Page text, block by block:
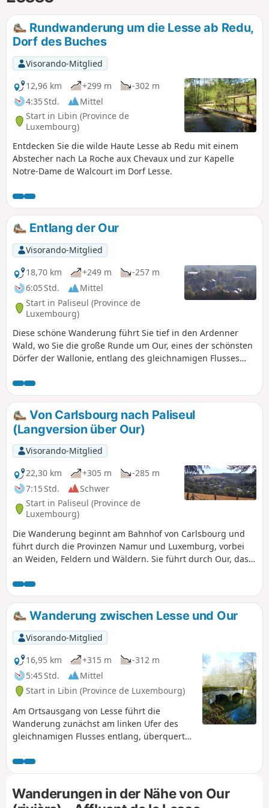
Rundwanderung um die Lesse ab Redu,
Dorf des Buches
Visorando-Mitglied
12,96 km
+299 m
-302 m
4:35 Std.
Mittel
Start in Libin (Province de
Luxembourg)
Entdecken Sie die wilde Haute Lesse ab Redu mit einem
Abstecher nach La Roche aux Chevaux und zur Kapelle
Notre-Dame de Walcourt im Dorf Lesse.
Entlang der Our
Visorando-Mitglied
18,70 km
+249 m
-257 m
6:05 Std.
Mittel
Start in Paliseul (Province de
Luxembourg)
Diese schöne Wanderung führt Sie tief in den Ardenner
Wald, wo Sie die große Runde um Our, eines der schönsten
Dörfer der Wallonie, entlang des gleichnamigen Flusses
Unterholz aus Felsmassiven, Geröllhalden, aber auch
Bäche, die die Wege säumen oder überqueren.
Von Carlsbourg nach Paliseul
(Langversion über Our)
Visorando-Mitglied
22,30 km
+305 m
-285 m
7:15 Std.
Schwer
Start in Paliseul (Province de
Luxembourg)
Die Wanderung beginnt am Bahnhof von Carlsbourg und
führt durch die Provinzen Namur und Luxemburg, vorbei
an Weiden, Feldern und Wäldern. Sie führt durch Our, das
Paliseul.
Wanderung zwischen Lesse und Our
Visorando-Mitglied
16,95 km
+315 m
-312 m
5:45 Std.
Mittel
Start in Libin (Province de Luxembourg)
Am Ortsausgang von Lesse führt die
Wanderung zunächst am linken Ufer des
gleichnamigen Flusses entlang, überquert
verläuft dann am rechten Ufer weiter in
Richtung Villance.Kurz nach Kilometer 4
biegt die Strecke nach Süden in Richtung
Pont de la Justice ab, um anschließend das
Wanderungen in der Nähe von Our